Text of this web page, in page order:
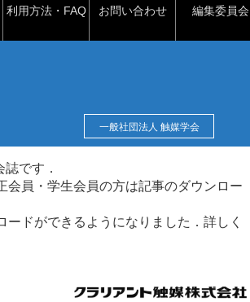
利用方法・FAQ お問い合わせ 編集委員会
一般社団法人 触媒学会
です．
会員・学生会員の方は記事のダウンロー
ドができるようになりました．詳しく